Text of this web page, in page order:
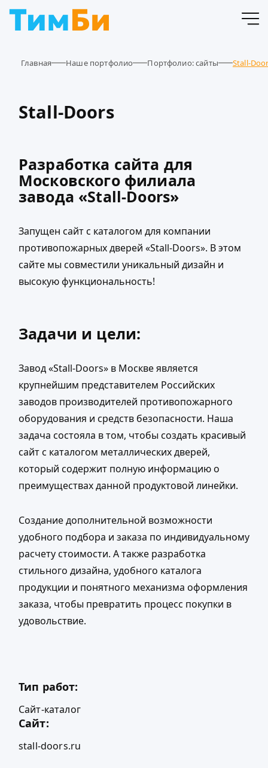
Главная Наше портфолио Портфолио: сайты Stall-
Stall-Doors
Разработка сайта для
Московского филиала
завода «Stall-Doors»
Запущен сайт с каталогом для компании
противопожарных дверей «Stall-Doors». В этом
сайте мы совместили уникальный дизайн и
высокую функциональность!
Задачи и цели:
Завод «Stall-Doors» в Москве является
крупнейшим представителем Российских
заводов производителей противопожарного
оборудования и средств безопасности. Наша
задача состояла в том, чтобы создать красивый
сайт с каталогом металлических дверей,
который содержит полную информацию о
преимуществах данной продуктовой линейки.
Создание дополнительной возможности
удобного подбора и заказа по индивидуальному
расчету стоимости. А также разработка
стильного дизайна, удобного каталога
продукции и понятного механизма оформления
заказа, чтобы превратить процесс покупки в
удовольствие.
Тип работ:
Сайт-каталог
Сайт:
stall-doors.ru